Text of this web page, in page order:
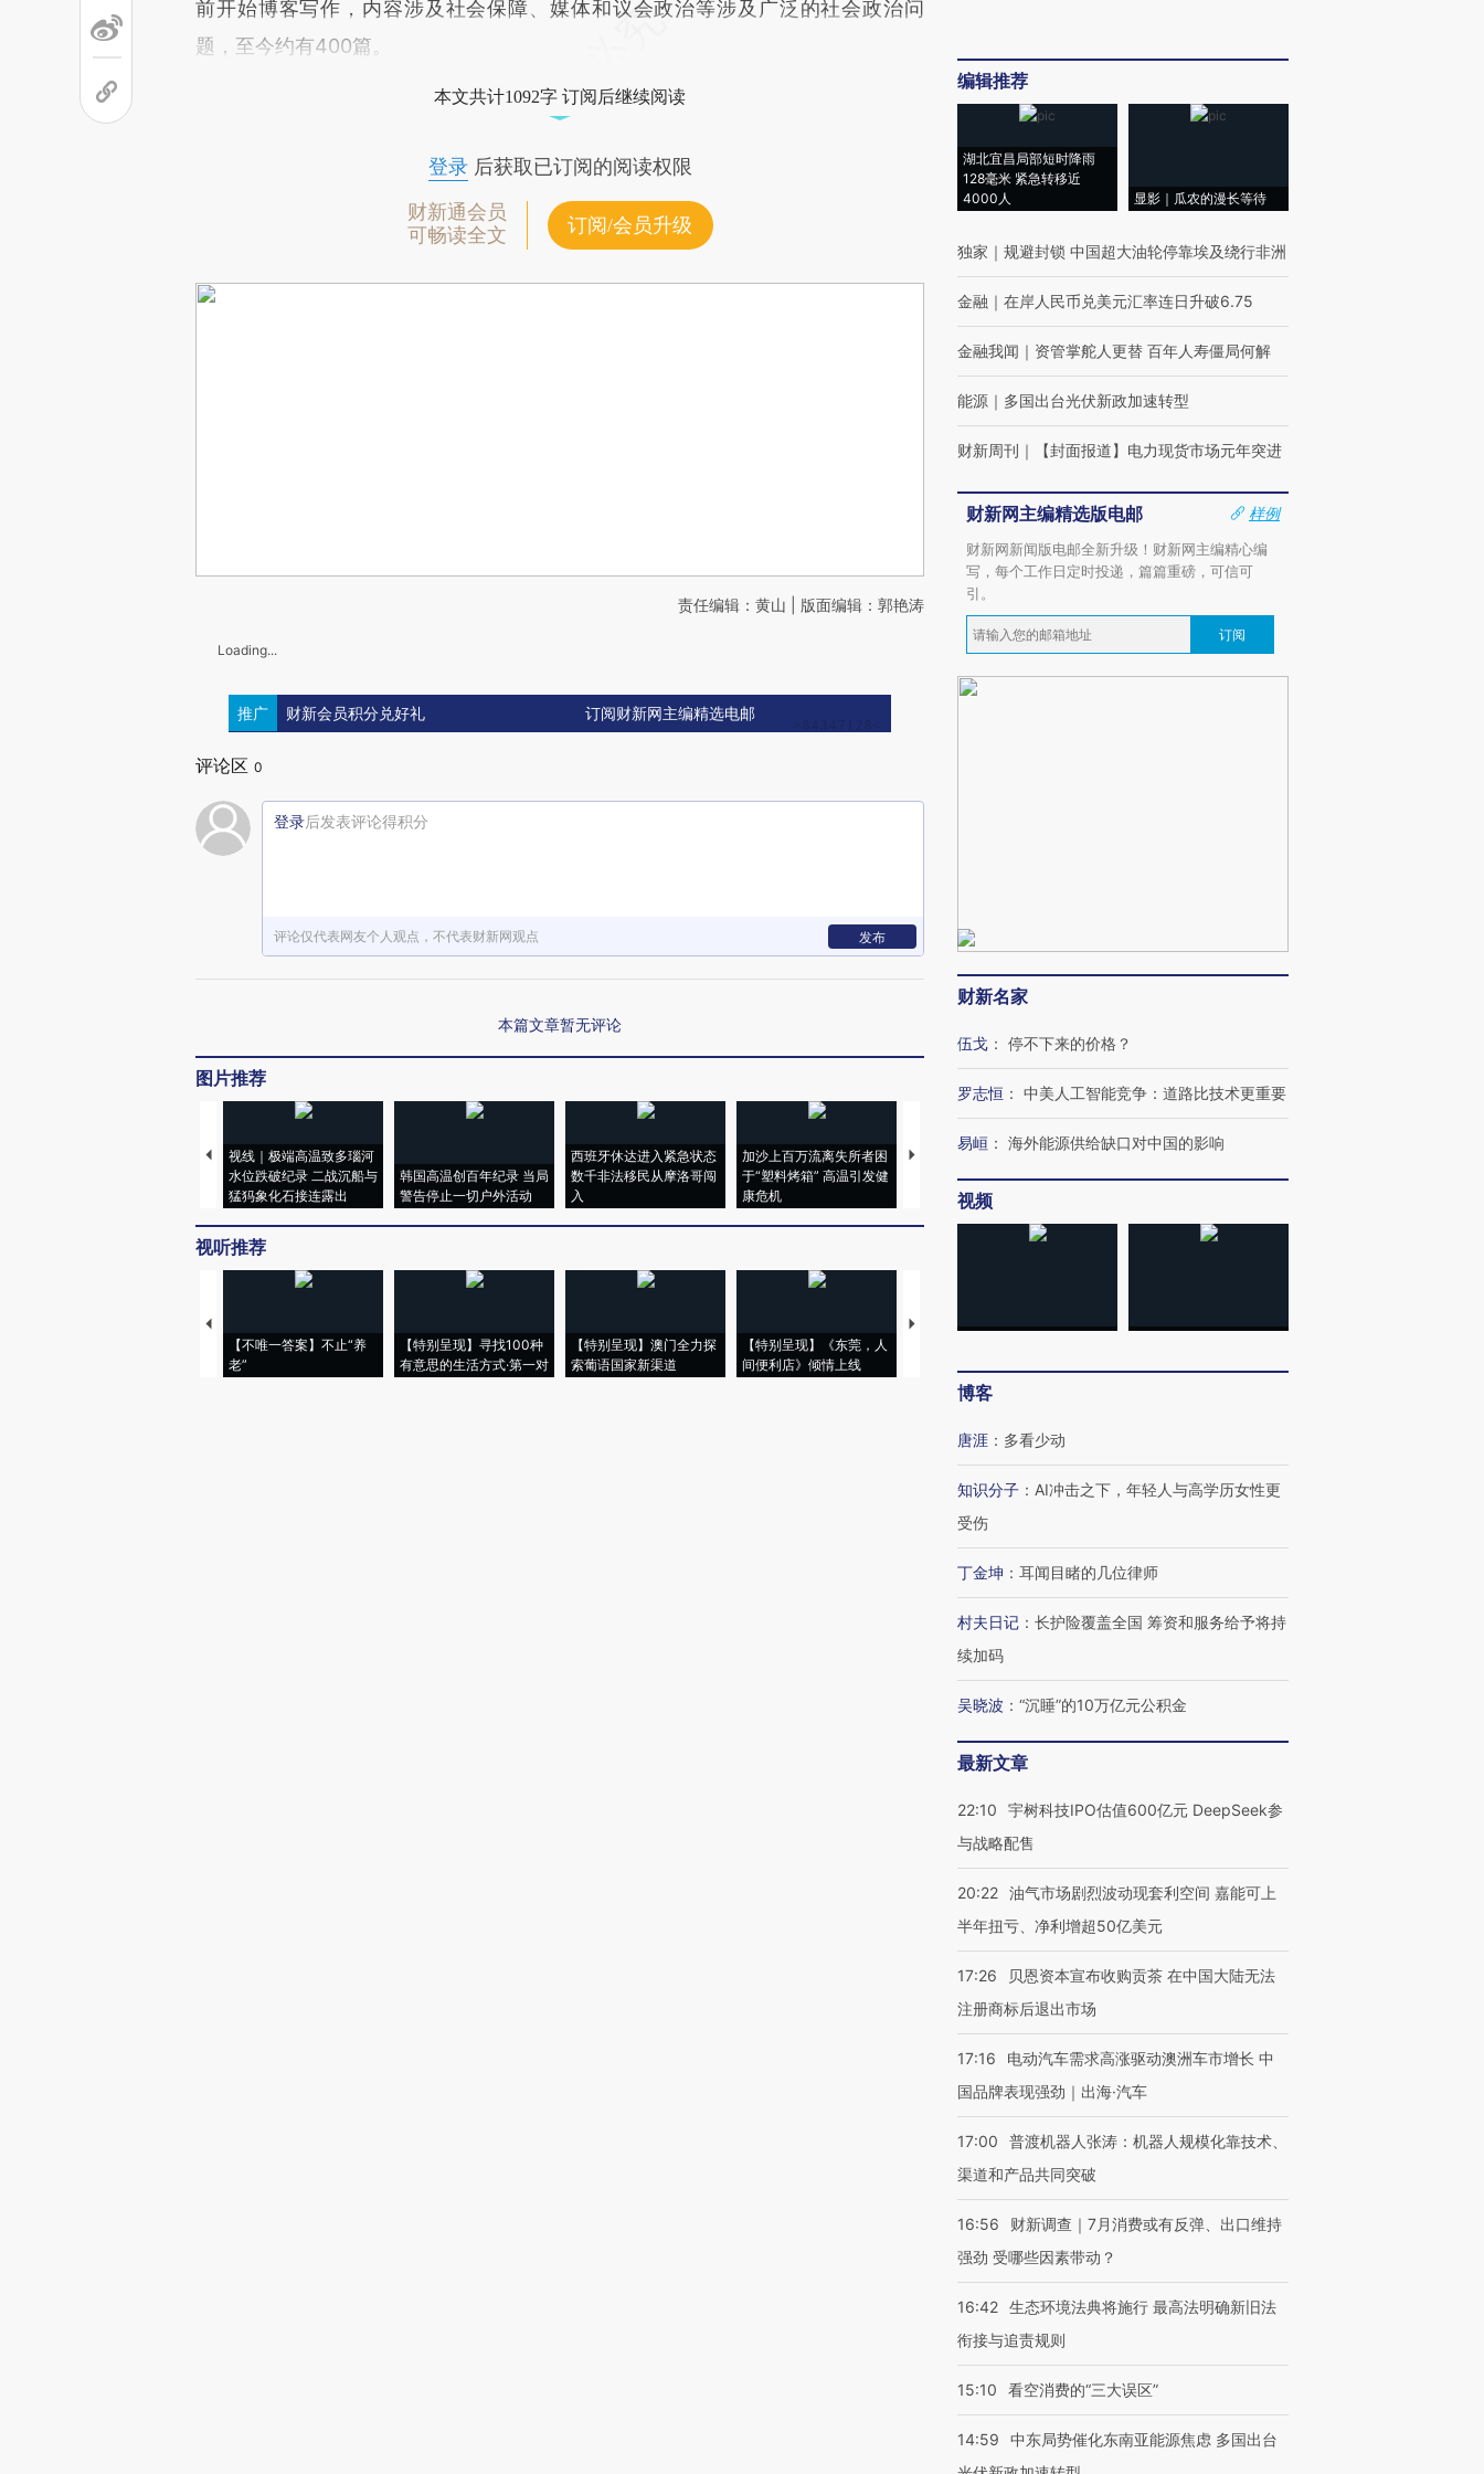
前开始博客写作，内容涉及社会保障、媒体和议会政治等涉及广泛的社会政治问
题，至今约有400篇。
本文共计1092字 订阅后继续阅读
登录后获取已订阅的阅读权限
财新通会员
可畅读全文
订阅/会员升级
责任编辑：黄山 | 版面编辑：郭艳涛
Loading...
推广 财新会员积分兑好礼 订阅财新网主编精选电邮
评论区 0
登录后发表评论得积分
评论仅代表网友个人观点，不代表财新网观点 发布
本篇文章暂无评论
图片推荐
视线｜极端高温致多瑙河
水位跌破纪录 二战沉船与
猛犸象化石接连露出
韩国高温创百年纪录 当局
警告停止一切户外活动
西班牙休达进入紧急状态
数千非法移民从摩洛哥闯
入
加沙上百万流离失所者困
于“塑料烤箱” 高温引发健
康危机
视线｜HYROX的吸金
术：是什么让中产们甘
心“花钱找虐”？
马航飞行员跨国走私7万
粒摇头丸 尿检体内含3种
度Z世代 用街头抗争将教
视听推荐
【不唯一答案】不止“养
老”
【特别呈现】寻找100种
有意思的生活方式·第一对
【特别呈现】澳门全力探
索葡语国家新渠道
【特别呈现】《东莞，人
间便利店》倾情上线
【推广】走进第四届链博
【商旅对话】华住集团
编辑推荐
湖北宜昌局部短时降雨
128毫米 紧急转移近
4000人
显影｜瓜农的漫长等待
独家 ｜ 规避封锁 中国超大油轮停靠埃及绕行非洲
金融 ｜ 在岸人民币兑美元汇率连日升破6.75
金融我闻 ｜ 资管掌舵人更替 百年人寿僵局何解
能源 ｜ 多国出台光伏新政加速转型
财新周刊 ｜ 【封面报道】电力现货市场元年突进
财新网主编精选版电邮
样例
财新网新闻版电邮全新升级！财新网主编精心编
写，每个工作日定时投递，篇篇重磅，可信可
引。
订阅
财新名家
伍戈 ： 停不下来的价格？
罗志恒 ： 中美人工智能竞争：道路比技术更重要
易峘 ： 海外能源供给缺口对中国的影响
视频
博客
唐涯 ： 多看少动
知识分子 ： AI冲击之下，年轻人与高学历女性更
受伤
丁金坤 ： 耳闻目睹的几位律师
村夫日记 ： 长护险覆盖全国 筹资和服务给予将持
续加码
吴晓波 ： “沉睡”的10万亿元公积金
最新文章
22:10
宇树科技IPO估值600亿元 DeepSeek参
与战略配售
20:22 油气市场剧烈波动现套利空间 嘉能可上
半年扭亏、净利增超50亿美元
17:26
贝恩资本宣布收购贡茶 在中国大陆无法
注册商标后退出市场
17:16
电动汽车需求高涨驱动澳洲车市增长 中
国品牌表现强劲｜出海·汽车
17:00
普渡机器人张涛：机器人规模化靠技术、
渠道和产品共同突破
16:56
财新调查｜7月消费或有反弹、出口维持
强劲 受哪些因素带动？
16:42 生态环境法典将施行 最高法明确新旧法
衔接与追责规则
15:10 看空消费的“三大误区”
14:59
中东局势催化东南亚能源焦虑 多国出台